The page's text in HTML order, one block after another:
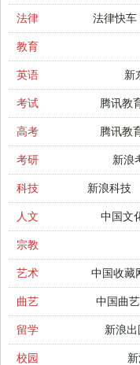
法律 法律快车
教育
英语 新
考试 腾讯教
高考 腾讯教
考研 新浪
科技 新浪科技
人文 中国文
宗教
艺术 中国收藏
曲艺 中国曲
留学 新浪
校园